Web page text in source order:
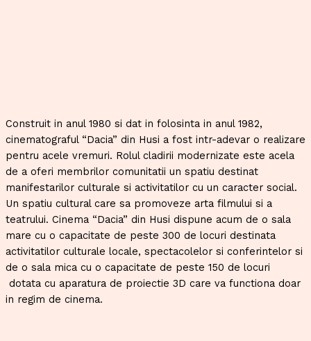
Construit in anul 1980 si dat in folosinta in anul 1982,
cinematograful “Dacia” din Husi a fost intr-adevar o realizare
pentru acele vremuri. Rolul cladirii modernizate este acela
de a oferi membrilor comunitatii un spatiu destinat
manifestarilor culturale si activitatilor cu un caracter social.
Un spatiu cultural care sa promoveze arta filmului si a
teatrului. Cinema “Dacia” din Husi dispune acum de o sala
mare cu o capacitate de peste 300 de locuri destinata
activitatilor culturale locale, spectacolelor si conferintelor si
de o sala mica cu o capacitate de peste 150 de locuri
dotata cu aparatura de proiectie 3D care va functiona doar
in regim de cinema.